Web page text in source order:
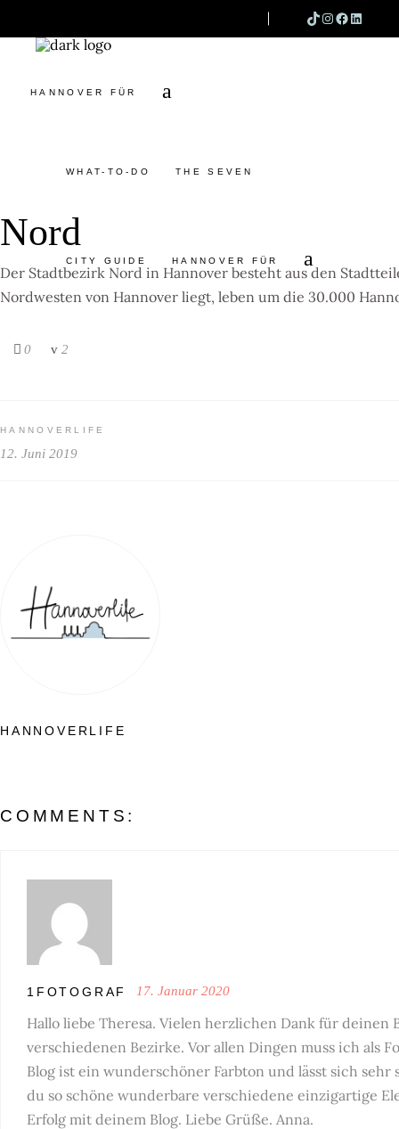
SEARCH
TIKTOK
WHAT-TO-DO THE SEVEN
CITY GUIDE HANNOVER FÜR
HANNOVER FÜR
Nord
Der Stadtbezirk Nord in Hannover besteht aus den
Nordwesten von Hannover liegt, leben um die 30.000
0 2
HANNOVERLIFE
12. Juni 2019
HANNOVERLIFE
COMMENTS:
1FOTOGRAF 17. Januar 2020
Hallo liebe Theresa. Vielen herzlichen Dank für
verschiedenen Bezirke. Vor allen Dingen muss ich als
Blog ist ein wunderschöner Farbton und lässt sich
du so schöne wunderbare verschiedene einzigartige
Erfolg mit deinem Blog. Liebe Grüße. Anna.